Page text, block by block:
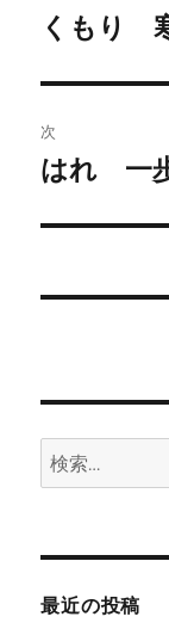
稿
ビ
ゲ
ー
前
投
稿:
くもり
次
次
投
はれ 一
検
索:
最近の投稿